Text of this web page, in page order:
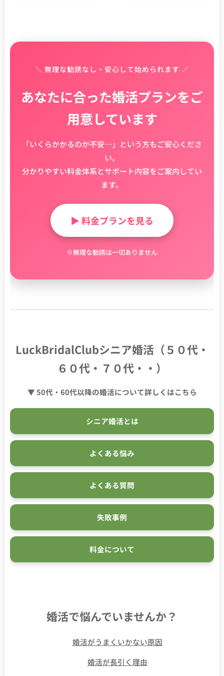
＼ 無理な勧誘なし・安心して始められます ／
あなたに合った婚活プランをご
用意しています
「いくらかかるのか不安…」という方もご安心くださ
い。
分かりやすい料金体系とサポート内容をご案内してい
ます。
▶ 料金プランを見る
※無理な勧誘は一切ありません
LuckBridalClubシニア婚活（５０代・
６０代・７０代・・）
▼ 50代・60代以降の婚活について詳しくはこちら
シニア婚活とは
よくある悩み
よくある質問
失敗事例
料金について
婚活で悩んでいませんか？
婚活がうまくいかない原因
婚活が長引く理由